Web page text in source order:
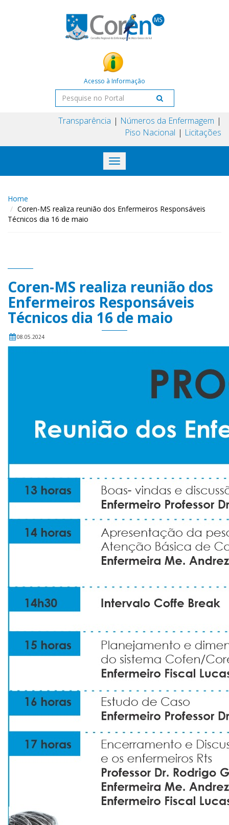
Acesso à Informação
Transparência
Números da Enfermagem
Piso Nacional
Licitações
Toggle
navigation
Home
Coren-MS realiza reunião dos Enfermeiros Responsáveis
Técnicos dia 16 de maio
Coren-MS realiza reunião dos
Enfermeiros Responsáveis
Técnicos dia 16 de maio
08.05.2024